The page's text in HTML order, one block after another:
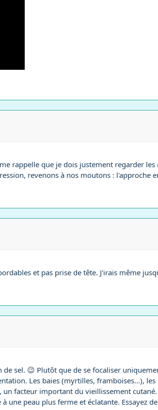
rappelle que je dois justement regarder
revenons à nos moutons : l'approche
et pas prise de tête. J'irais même
sel. 😉 Plutôt que de se focaliser
Les baies (myrtilles, framboises...),
facteur important du vieillissement
peau plus ferme et éclatante. Essayez